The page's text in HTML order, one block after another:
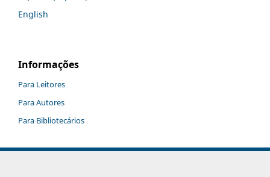
English
Informações
Para Leitores
Para Autores
Para Bibliotecários